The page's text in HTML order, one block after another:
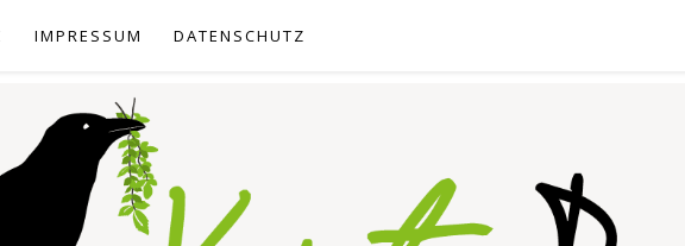
IMPRESSUM DATENSCHUTZ